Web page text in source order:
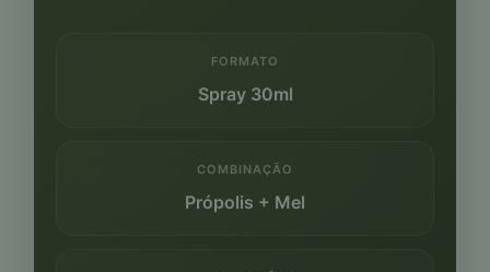
FORMATO
Spray 30ml
COMBINAÇÃO
Própolis + Mel